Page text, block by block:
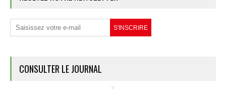
CONSULTER LE JOURNAL